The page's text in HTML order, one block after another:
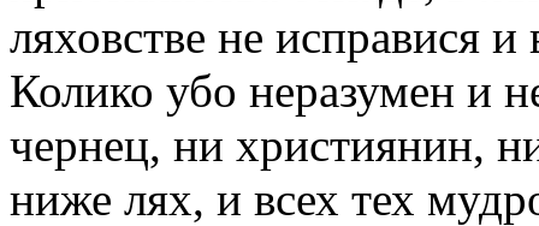
ляховстве не исправися и
Колико убо неразумен и
чернец, ни християнин,
ниже лях, и всех тех